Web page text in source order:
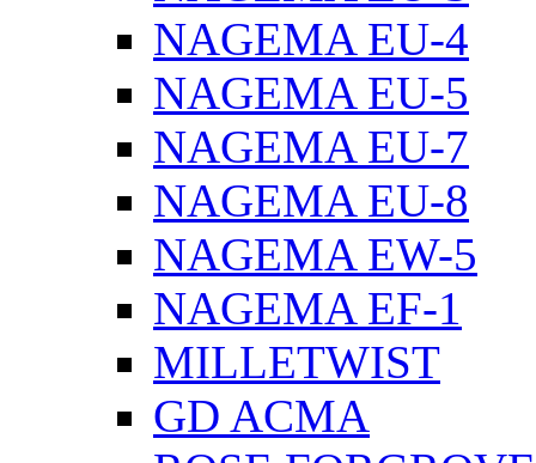
NAGEMA EU-4
NAGEMA EU-5
NAGEMA EU-7
NAGEMA EU-8
NAGEMA EW-5
NAGEMA EF-1
MILLETWIST
GD ACMA